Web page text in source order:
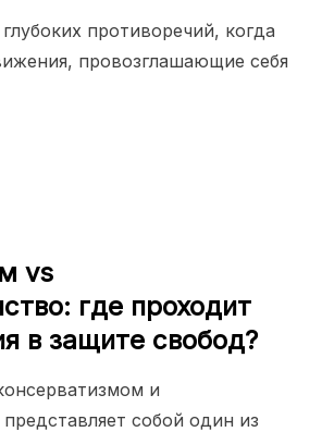
противоречий, когда
провозглашающие себя
vs
где проходит
в защите свобод?
и
собой один из